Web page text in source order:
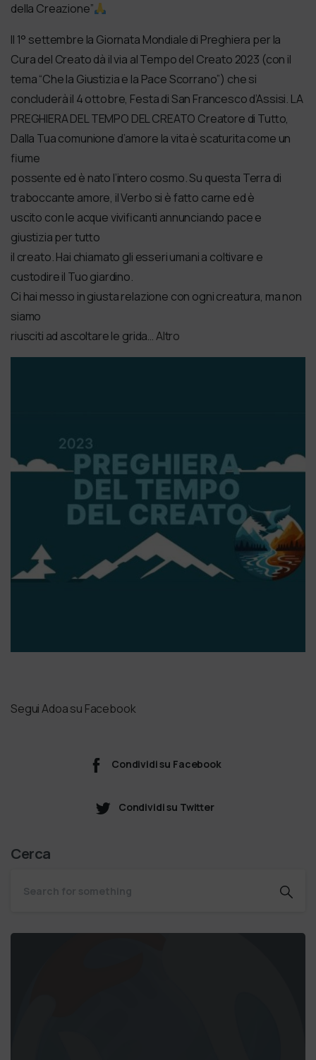
della Creazione”
Il 1° settembre la Giornata Mondiale di Preghiera per la
Cura del Creato dà il via al Tempo del Creato 2023 (con il
tema “Che la Giustizia e la Pace Scorrano”) che si
concluderà il 4 ottobre, Festa di San Francesco d’Assisi. LA
PREGHIERA DEL TEMPO DEL CREATO Creatore di Tutto,
Dalla Tua comunione d’amore la vita è scaturita come un
fiume
possente ed è nato l’intero cosmo. Su questa Terra di
traboccante amore, il Verbo si è fatto carne ed è
uscito con le acque vivificanti annunciando pace e
giustizia per tutto
il creato. Hai chiamato gli esseri umani a coltivare e
custodire il Tuo giardino.
Ci hai messo in giusta relazione con ogni creatura, ma non
siamo
riusciti ad ascoltare le grida…Altro
Segui Adoa su Facebook
Condividi su Facebook
Condividi su Twitter
Cerca